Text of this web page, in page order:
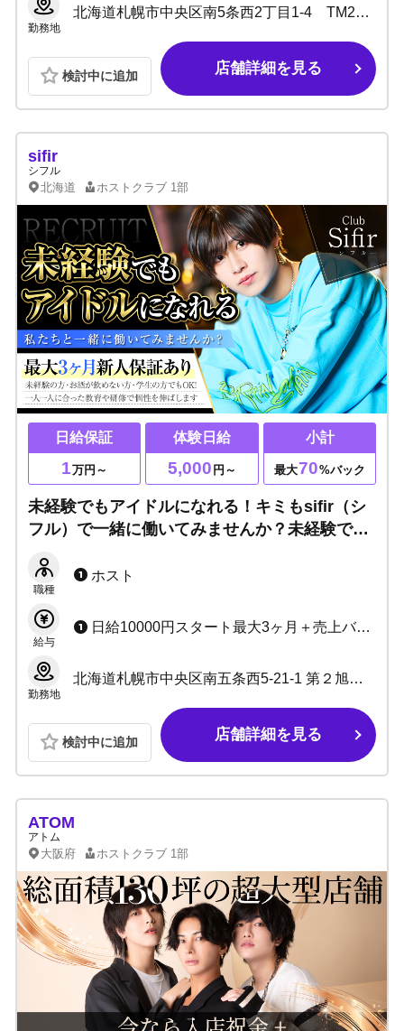
勤務地
北海道札幌市中央区南5条西2丁目1-4 TM26ビル 5F
検討中に追加 店舗詳細を見る
sifir
シフル
北海道 ホストクラブ 1部
日給保証
1万円～
体験日給
5,000 円～
小計
最大70%バック
未経験でもアイドルになれる！キミもsifir（シ
フル）で一緒に働いてみませんか？未経験でも
なので自由な服装でOK！まずは体験入店へ！
職種
ホスト
給与
日給10000円スタート最大3ヶ月＋売上バック＋各種賞金 最大70%バック
勤務地
北海道札幌市中央区南五条西5-21-1 第２旭観光ビル
検討中に追加 店舗詳細を見る
ATOM
アトム
大阪府 ホストクラブ 1部